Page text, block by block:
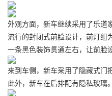
外观方面，新车继续采用了乐道
流行的封闭式前脸设计，前灯组
一条黑色装饰贯通左右，让前脸
来到车侧，新车采用了隐藏式门
此外，新车在后排配有隐私玻璃。